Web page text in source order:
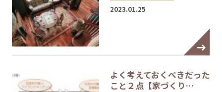
2023.01.25
よく考えておくべきだった
こと２点【家づくり…